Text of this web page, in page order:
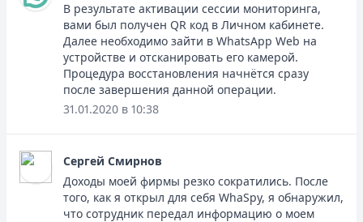
В результате активации сессии мониторинга,
вами был получен QR код в Личном кабинете.
Далее необходимо зайти в WhatsApp Web на
устройстве и отсканировать его камерой.
Процедура восстановления начнётся сразу
после завершения данной операции.
31.01.2020 в 10:38
Сергей Смирнов
Доходы моей фирмы резко сократились. После
того, как я открыл для себя WhaSpy, я обнаружил,
что сотрудник передал информацию о моем